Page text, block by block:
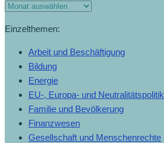
Einzelthemen:
Arbeit und Beschäftigung
Bildung
Energie
EU-, Europa- und Neutralitätspolitik
Familie und Bevölkerung
Finanzwesen
Gesellschaft und Menschenrechte